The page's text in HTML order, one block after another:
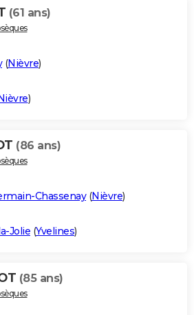
(61 ans)
(Nièvre)
)
(86 ans)
Chassenay(Nièvre)
Jolie (Yvelines)
(85 ans)